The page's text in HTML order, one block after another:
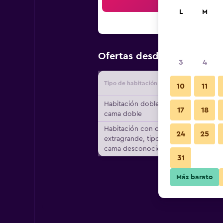
Ofertas desde Oferta
Tipo de habitación
Habitación doble, 1
cama doble
Habitación con cama
extragrande, tipo de
cama desconocido
L M
3 4
10 11
17 18
24 25
31
Más barato